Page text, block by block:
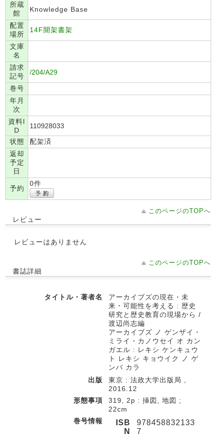
所蔵
館
Knowledge Base
配置
場所
14F開架書架
文庫
名
請求
記号
/204/A29
巻号
年月
次
資料I
D
110928033
状態
配架済
返却
予定
日
予約
0件
このページのTOPへ
レビュー
レビューはありません
このページのTOPへ
書誌詳細
タイトル・著者名
アーカイブズの現在・未
来・可能性を考える : 歴史
研究と歴史教育の現場から /
渡辺尚志編
アーカイブズ ノ ゲンザイ・
ミライ・カノウセイ オ カン
ガエル : レキシ ケンキュウ
ト レキシ キョウイク ノ ゲ
ンバ カラ
出版
東京 : 法政大学出版局 ,
2016.12
形態事項
319, 2p : 挿図, 地図 ;
22cm
巻号情報
ISB
N
978458832133
7